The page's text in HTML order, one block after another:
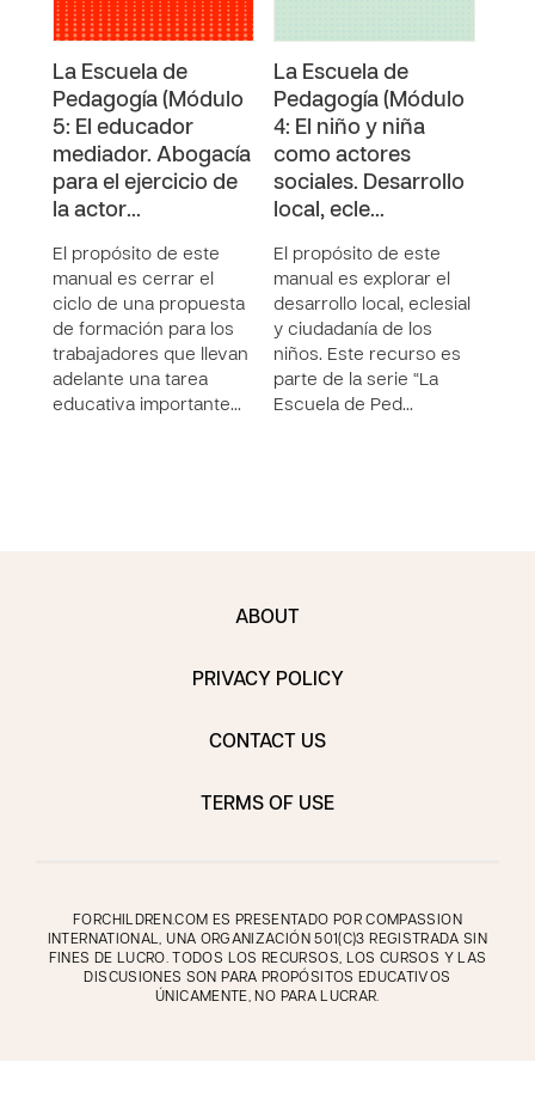
La Escuela de
Pedagogía (Módulo
5: El educador
mediador. Abogacía
para el ejercicio de
la actor…
El propósito de este
manual es cerrar el
ciclo de una propuesta
de formación para los
trabajadores que llevan
adelante una tarea
educativa importante…
La Escuela de
Pedagogía (Módulo
4: El niño y niña
como actores
sociales. Desarrollo
local, ecle…
El propósito de este
manual es explorar el
desarrollo local, eclesial
y ciudadanía de los
niños. Este recurso es
parte de la serie “La
Escuela de Ped…
ABOUT
PRIVACY POLICY
CONTACT US
TERMS OF USE
FORCHILDREN.COM ES PRESENTADO POR COMPASSION
INTERNATIONAL, UNA ORGANIZACIÓN 501(C)3 REGISTRADA SIN
FINES DE LUCRO. TODOS LOS RECURSOS, LOS CURSOS Y LAS
DISCUSIONES SON PARA PROPÓSITOS EDUCATIVOS
ÚNICAMENTE, NO PARA LUCRAR.